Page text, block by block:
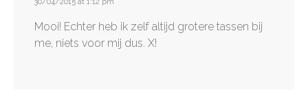
Mooi! Echter heb ik zelf altijd grotere tassen bij
me, niets voor mij dus. X!